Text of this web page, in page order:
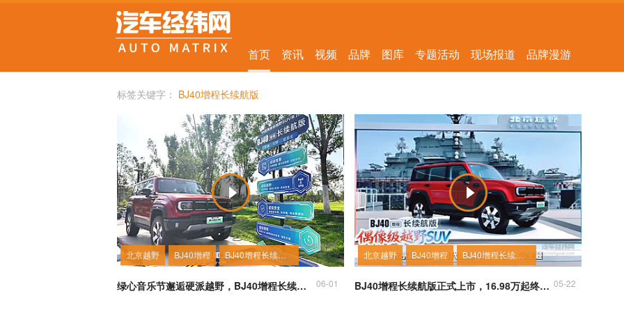
首页 资讯 视频 品牌 图库 专题活动 现场报道 品牌漫游
标签关键字： BJ40增程长续航版
北京越野 BJ40增程 BJ40增程长续航版
绿心音乐节邂逅硬派越野，BJ40增程长续航版实力圈粉 06-01
北京越野 BJ40增程 BJ40增程长续航版
BJ40增程长续航版正式上市，16.98万起终结能耗焦虑 05-22